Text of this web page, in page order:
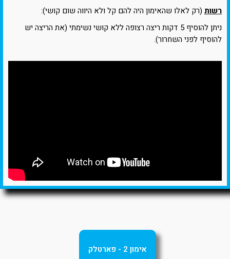
רשות (רק לאלו שהאימון היה להם קל ולא היווה שום קושי):
ניתן להוסיף 5 דקות ריצה רצופה ללא קושי נשימתי (את הריצה יש
להוסיף לפני השחרור).
אימון 2 - פארטלק